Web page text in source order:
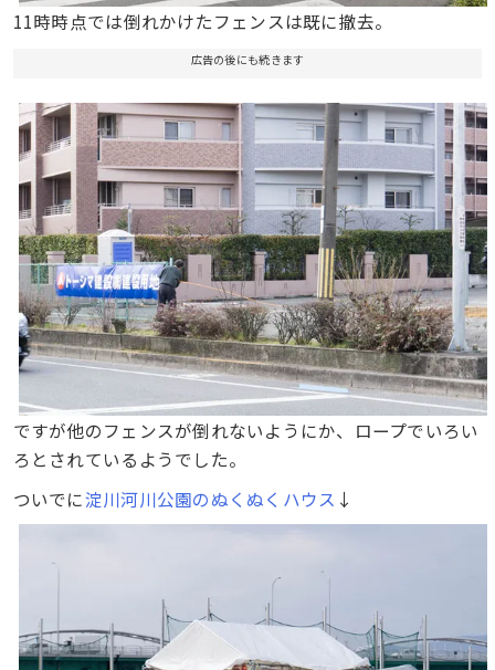
11時時点では倒れかけたフェンスは既に撤去。
広告の後にも続きます
ですが他のフェンスが倒れないようにか、ロープでいろい
ろとされているようでした。
ついでに淀川河川公園のぬくぬくハウス ↓